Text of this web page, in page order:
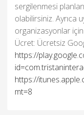
sergilenmesi
olabilirsiniz. Ayrıca
organizasyonlar için
Ücret: Ücretsiz
https://
https://
mt=8